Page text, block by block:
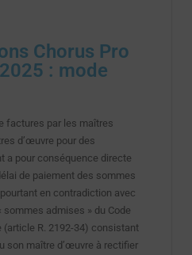
Chorus Pro
: mode
factures par les maîtres
d’œuvre pour des
a pour conséquence directe
de paiement des sommes
en contradiction avec
sommes admises » du Code
(article R. 2192-34) consistant
son maître d’œuvre à rectifier